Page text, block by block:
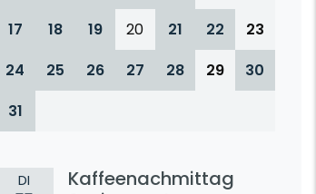
17
18 19 20 21 22
23
24
25 26 27 28 29
30
31
DI
Kaffeenachmittag